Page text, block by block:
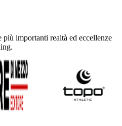
importanti realtà ed eccellenze